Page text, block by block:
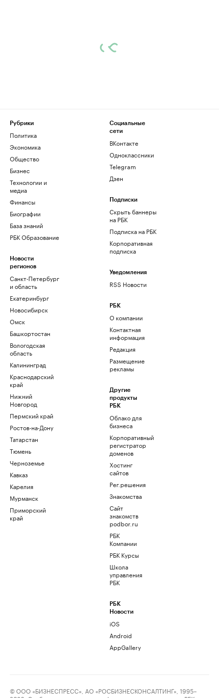
Рубрики
Политика
Экономика
Общество
Бизнес
Технологии и
медиа
Финансы
Биографии
База знаний
РБК Образование
Новости
регионов
Санкт-Петербург
и область
Екатеринбург
Новосибирск
Омск
Башкортостан
Вологодская
область
Калининград
Краснодарский
край
Нижний
Новгород
Пермский край
Ростов-на-Дону
Татарстан
Тюмень
Черноземье
Кавказ
Карелия
Мурманск
Приморский
край
Социальные
сети
ВКонтакте
Одноклассники
Telegram
Дзен
Подписки
Скрыть баннеры
на РБК
Подписка на РБК
Корпоративная
подписка
Уведомления
RSS Новости
РБК
О компании
Контактная
информация
Редакция
Размещение
рекламы
Другие
продукты
РБК
Облако для
бизнеса
Корпоративный
регистратор
доменов
Хостинг
сайтов
Рег.решения
Знакомства
Сайт
знакомств
podbor.ru
РБК
Компании
РБК Курсы
Школа
управления
РБК
РБК
Новости
iOS
Android
AppGallery
© ООО «БИЗНЕСПРЕСС», АО «РОСБИЗНЕСКОНСАЛТИНГ», 1995–